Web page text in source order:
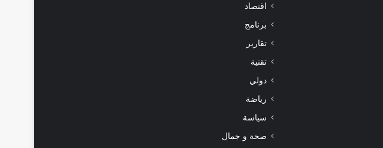
اقتصاد
برنامج
تقارير
تقنية
دولي
رياضة
سياسة
صحة و جمال